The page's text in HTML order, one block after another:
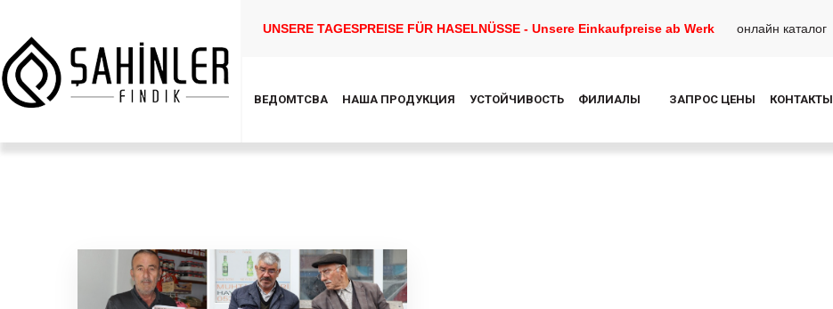
UNSERE TAGESPREISE FÜR HASELNÜSSE - Unsere Einkaufpreise ab Werk онлайн каталог
ВЕДОМТСВА НАША ПРОДУКЦИЯ УСТОЙЧИВОСТЬ ФИЛИАЛЫ ЗАПРОС ЦЕНЫ КОНТАКТЫ